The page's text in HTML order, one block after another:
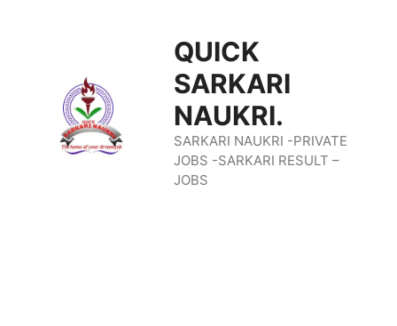
Content
QUICK
SARKARI
NAUKRI.
SARKARI NAUKRI -PRIVATE
JOBS -SARKARI RESULT –
JOBS